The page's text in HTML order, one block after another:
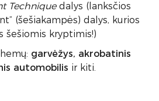
Techniquedalys (lanksčios
(šešiakampės) dalys, kurios
šešiomis kryptimis!)
garvėžys, akrobatinis
automobilis ir kiti.